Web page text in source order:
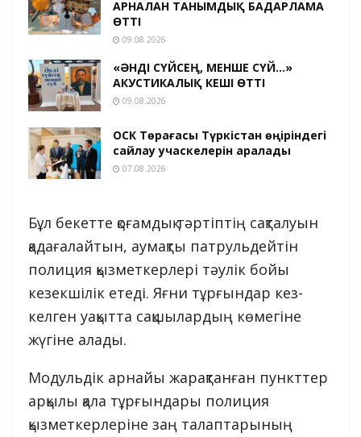
АРНАЛҒАН ТАНЫМДЫҚ БАҒДАРЛАМА
ӨТТІ
09.08.2026
«ӘНДІ СҮЙСЕҢ, МЕНШЕ СҮЙ…»
АКУСТИКАЛЫҚ КЕШІ ӨТТІ
09.08.2026
ОСК Төрағасы Түркістан өңіріндегі
сайлау учаскелерін аралады
07.08.2026
Бұл бекетте қоғамдық тәртіптің сақталуын
қадағалайтын, аумақты патрульдейтін
полиция қызметкерлері тәулік бойы
кезекшілік етеді. Яғни тұрғындар кез-
келген уақытта сақшылардың көмегіне
жүгіне алады.
Модульдік арнайы жарақтанған пункттер
арқылы қала тұрғындары полиция
қызметкерлеріне заң талаптарының